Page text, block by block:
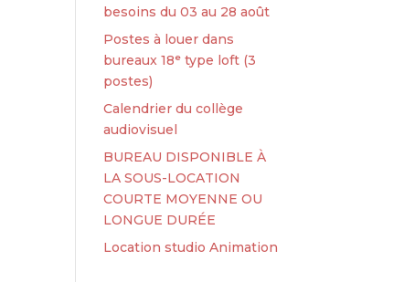
besoins du 03 au 28 août
Postes à louer dans
bureaux 18ᵉ type loft (3
postes)
Calendrier du collège
audiovisuel
BUREAU DISPONIBLE À
LA SOUS-LOCATION
COURTE MOYENNE OU
LONGUE DURÉE
Location studio Animation